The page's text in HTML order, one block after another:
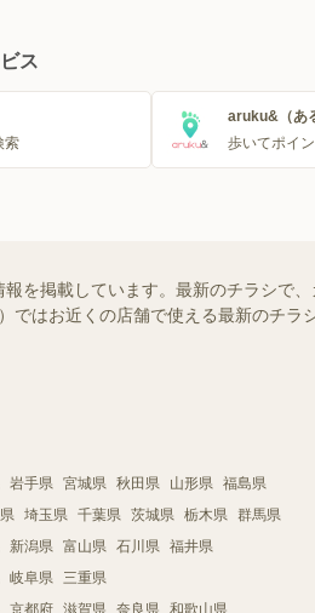
ス
索
aruku&（あ
歩いてポイ
を掲載しています。最新のチラシで
ではお近くの店舗で使える最新のチ
岩手県 宮城県 秋田県 山形県 福島県
埼玉県 千葉県 茨城県 栃木県 群馬県
新潟県 富山県 石川県 福井県
岐阜県 三重県
京都府 滋賀県 奈良県 和歌山県